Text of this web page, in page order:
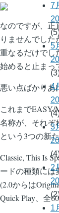
なのですが、正
りませんでし
重なるだけでし
始めると止まっ
悪い点ばかりあ
これまで
名称が、それぞ
という3つの新
Classic, This Is
ードの種類には
(2.0からは
Quick Play、全
7
5
4
3
2
1